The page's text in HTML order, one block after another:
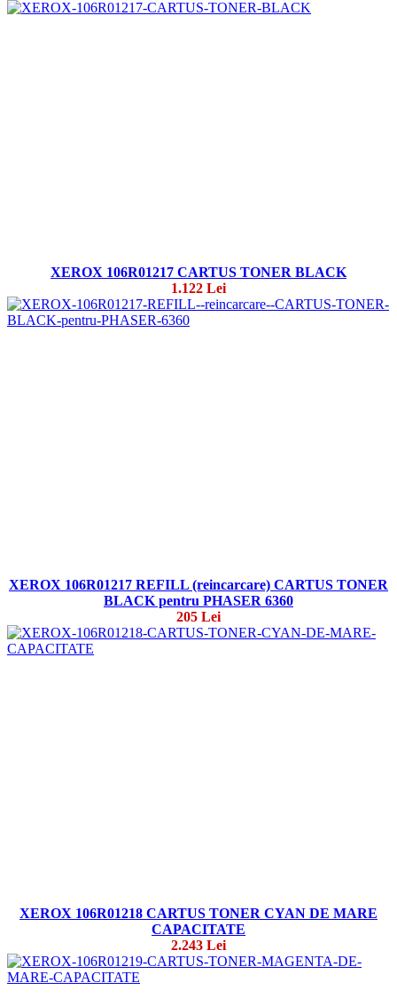
XEROX 106R01217 CARTUS TONER BLACK
1.122 Lei
XEROX 106R01217 REFILL (reincarcare) CARTUS TONER
BLACK pentru PHASER 6360
205 Lei
XEROX 106R01218 CARTUS TONER CYAN DE MARE
CAPACITATE
2.243 Lei